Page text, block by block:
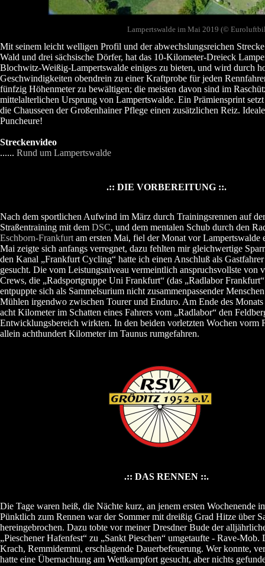
Lampertswalde im Mai 2019 (©
Mit seinem leicht welligen Profil und der abwechslungsreichen
Wald und drei sächsische Dörfer, hat das 10-Kilometer-Dreieck
Blochwitz-Weißig-Lampertswalde einiges zu bieten, und wird durch
Geschwindigkeiten obendrein zu einer Kraftprobe für jeden
fünfzig Höhenmeter zu bewältigen; die meisten davon sind im
mittelalterlichen Ursprung von Lampertswalde. Ein Prämiensprint
die Chausseen der Großenhainer Pflege einen zusätzlichen Reiz.
Puncheure!
Streckenvideo
...... Rund um Lampertswalde
.:: DIE VORBEREITUNG ::.
Nach dem sportlichen Aufwind im März durch Trainingsrennen auf
Straßentraining mit dem DSC, und dem mentalen Schub durch den
Eschborn-Frankfurt am ersten Mai, fiel der Monat vor Lampertswalde
Mai zeigte sich anfangs verregnet, dazu fehlten mir gleichwertige
den Kanal „Frankfurt Cycling“ hatte ich einen Anschluß als
gesucht. Die vom Leistungsniveau vermeintlich anspruchsvollste von
Crews, die „Radsportgruppe Uni Frankfurt“ (das „Radlabor
entpuppte sich als Sammelsurium nicht zusammenpassender
Mühlen irgendwo zwischen Tourer und Enduro. Am Ende des
acht Kilometer im Schatten eines Fahrers vom „Radlabor“ den
Entwicklungsbereich wirkten. In den beiden vorletzten Wochen vorm
allein achthundert Kilometer im Taunus rumgefahren.
.:: DAS RENNEN ::.
Die Tage waren heiß, die Nächte kurz, an jenem ersten Wochenende
Pünktlich zum Rennen war der Sommer mit dreißig Grad Hitze über
hereingebrochen. Dazu tobte vor meiner Dresdner Bude der
„Pieschener Hafenfest“ zu „Sankt Pieschen“ umgetaufte - Rave-Mob.
Krach, Remmidemmi, erschlagende Dauerbefeuerung. Wer konnte,
hatte eine Übernachtung am Wettkampfort gesucht, aber nichts